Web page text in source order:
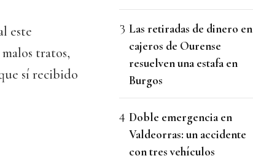
este
tratos,
sí recibido
Las retiradas de dinero en
cajeros de Ourense
resuelven una estafa en
Burgos
Doble emergencia en
Valdeorras: un accidente
con tres vehículos